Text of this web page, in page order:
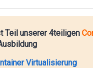
Teil unserer 4teiligen
Virtualisierung